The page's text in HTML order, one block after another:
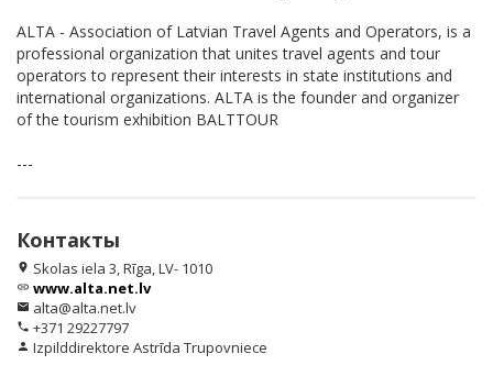
ALTA - Association of Latvian Travel Agents and Operators, is a
professional organization that unites travel agents and tour
operators to represent their interests in state institutions and
international organizations. ALTA is the founder and organizer
of the tourism exhibition BALTTOUR
---
Контакты
location_on Skolas iela 3, Rīga, LV- 1010
link www.alta.net.lv
email alta@alta.net.lv
phone +371 29227797
person Izpilddirektore Astrīda Trupovniece